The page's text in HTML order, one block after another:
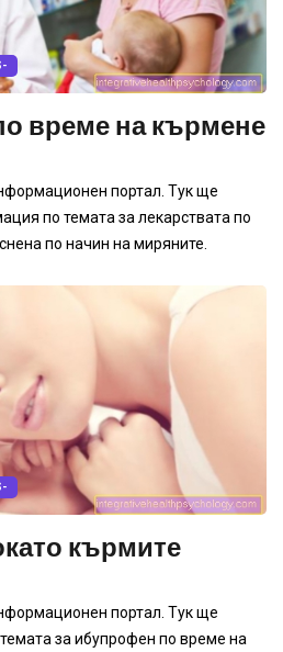
време на кърмене
портал. Тук ще
по темата за лекарствата по
по начин на миряните.
кърмите
портал. Тук ще
за ибупрофен по време на